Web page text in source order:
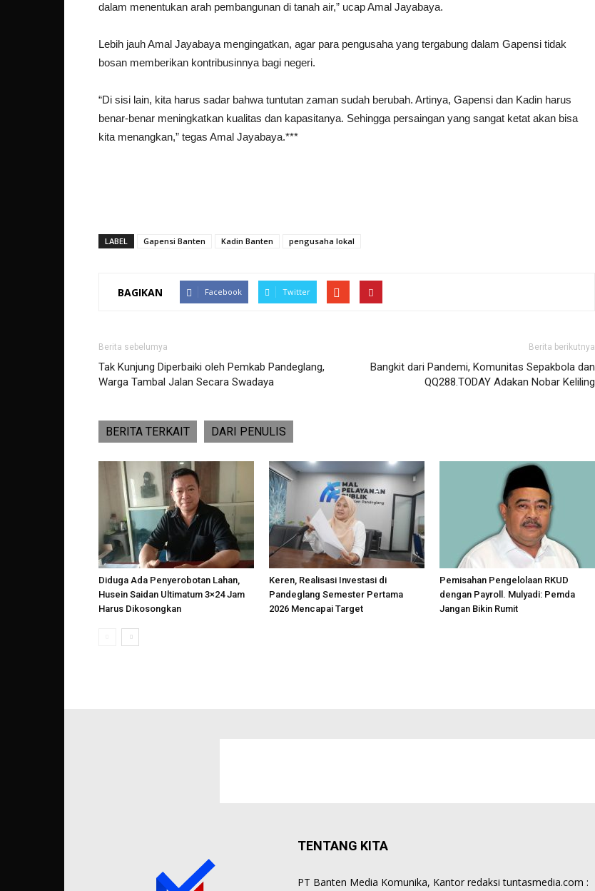
dalam menentukan arah pembangunan di tanah air,” ucap Amal Jayabaya.
Lebih jauh Amal Jayabaya mengingatkan, agar para pengusaha yang tergabung dalam Gapensi tidak
bosan memberikan kontribusinnya bagi negeri.
“Di sisi lain, kita harus sadar bahwa tuntutan zaman sudah berubah. Artinya, Gapensi dan Kadin harus
benar-benar meningkatkan kualitas dan kapasitanya. Sehingga persaingan yang sangat ketat akan bisa
kita menangkan,” tegas Amal Jayabaya.***
LABEL Gapensi Banten Kadin Banten pengusaha lokal
BAGIKAN Facebook Twitter
Berita sebelumya
Tak Kunjung Diperbaiki oleh Pemkab Pandeglang,
Warga Tambal Jalan Secara Swadaya
Berita berikutnya
Bangkit dari Pandemi, Komunitas Sepakbola dan
QQ288.TODAY Adakan Nobar Keliling
BERITA TERKAIT DARI PENULIS
Diduga Ada Penyerobotan Lahan,
Husein Saidan Ultimatum 3×24 Jam
Harus Dikosongkan
Keren, Realisasi Investasi di
Pandeglang Semester Pertama
2026 Mencapai Target
Pemisahan Pengelolaan RKUD
dengan Payroll. Mulyadi: Pemda
Jangan Bikin Rumit
TENTANG KITA
PT Banten Media Komunika, Kantor redaksi tuntasmedia.com :